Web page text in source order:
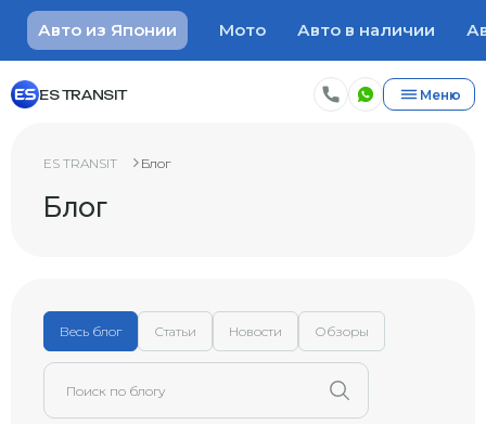
Авто из Японии Мото Авто в наличии
ES TRANSIT Меню
ES TRANSIT Блог
Блог
Весь блог Статьи Новости Обзоры